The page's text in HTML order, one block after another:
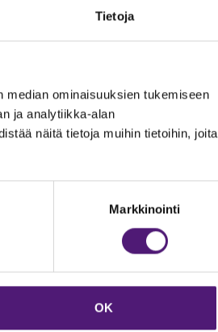
Tietoja
median ominaisuuksien tukemiseen
ja analytiikka-alan
näitä tietoja muihin tietoihin, joita
Markkinointi
OK